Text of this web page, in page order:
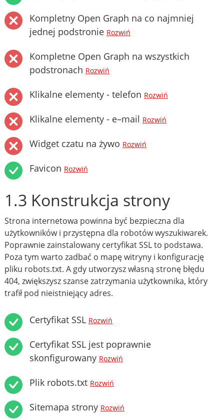
Kompletny Open Graph na co najmniej
jednej podstronie Rozwiń
Kompletne Open Graph na wszystkich
podstronach Rozwiń
Klikalne elementy - telefon Rozwiń
Klikalne elementy - e–mail Rozwiń
Widget czatu na żywo Rozwiń
Favicon Rozwiń
1.3 Konstrukcja strony
Strona internetowa powinna być bezpieczna dla
użytkowników i przystępna dla robotów wyszukiwarek.
Poprawnie zainstalowany certyfikat SSL to podstawa.
Poza tym warto zadbać o mapę witryny i konfigurację
pliku robots.txt. A gdy utworzysz własną stronę błędu
404, zwiększysz szanse zatrzymania użytkownika, który
trafił pod nieistniejący adres.
Certyfikat SSL Rozwiń
Certyfikat SSL jest poprawnie
skonfigurowany Rozwiń
Plik robots.txt Rozwiń
Sitemapa strony Rozwiń